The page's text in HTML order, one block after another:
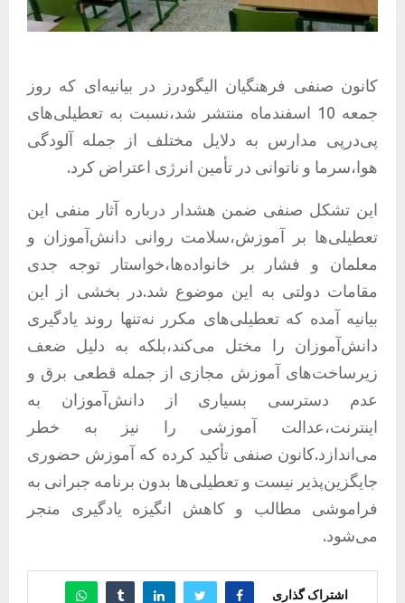
کانون صنفی فرهنگیان الیگودرز در بیانیه‌ای که روز
جمعه 10 اسفندماه منتشر شد،نسبت به تعطیلی‌های
پی‌درپی مدارس به دلایل مختلف از جمله آلودگی
هوا،سرما و ناتوانی در تأمین انرژی اعتراض کرد.
این تشکل صنفی ضمن هشدار درباره آثار منفی این
تعطیلی‌ها بر آموزش،سلامت روانی دانش‌آموزان و
معلمان و فشار بر خانواده‌ها،خواستار توجه جدی
مقامات دولتی به این موضوع شد.در بخشی از این
بیانیه آمده که تعطیلی‌های مکرر نه‌تنها روند یادگیری
دانش‌آموزان را مختل می‌کند،بلکه به دلیل ضعف
زیرساخت‌های آموزش مجازی از جمله قطعی برق و
عدم دسترسی بسیاری از دانش‌آموزان به
اینترنت،عدالت آموزشی را نیز به خطر
می‌اندازد.کانون صنفی تأکید کرده که آموزش حضوری
جایگزین‌پذیر نیست و تعطیلی‌ها بدون برنامه جبرانی به
فراموشی مطالب و کاهش انگیزه یادگیری منجر
می‌شود.
اشتراک گذاری